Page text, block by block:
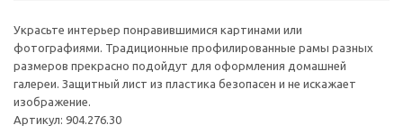
Украсьте интерьер понравившимися картинами или
фотографиями. Традиционные профилированные рамы разных
размеров прекрасно подойдут для оформления домашней
галереи. Защитный лист из пластика безопасен и не искажает
изображение.
Артикул: 904.276.30